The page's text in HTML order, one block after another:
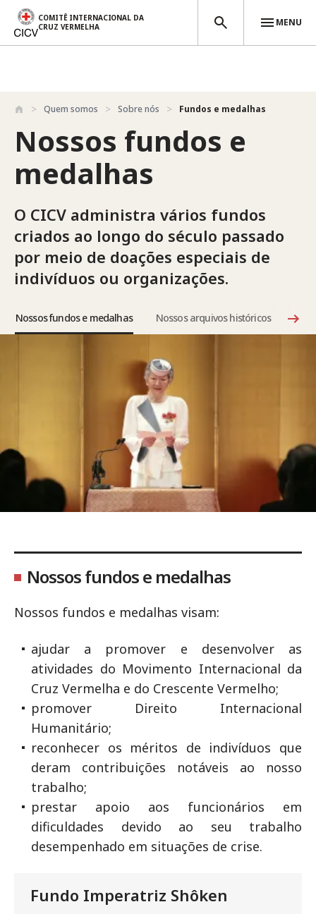
Passar para o conteúdo principal
COMITÊ INTERNACIONAL DA
CRUZ VERMELHA
MENU
Quem somos Sobre nós Fundos e medalhas
Nossos fundos e
medalhas
O CICV administra vários fundos
criados ao longo do século passado
por meio de doações especiais de
indivíduos ou organizações.
Nossos fundos e medalhas Nossos arquivos históricos
Nossos fundos e medalhas
Nossos fundos e medalhas visam:
ajudar a promover e desenvolver as
atividades do Movimento Internacional da
Cruz Vermelha e do Crescente Vermelho;
promover Direito Internacional
Humanitário;
reconhecer os méritos de indivíduos que
deram contribuições notáveis ao nosso
trabalho;
prestar apoio aos funcionários em
dificuldades devido ao seu trabalho
desempenhado em situações de crise.
Fundo Imperatriz Shôken